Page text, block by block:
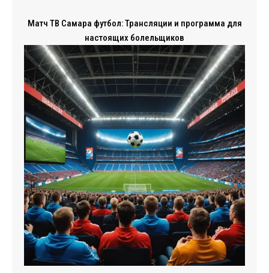
Матч ТВ Самара футбол: Трансляции и программа для
настоящих болельщиков